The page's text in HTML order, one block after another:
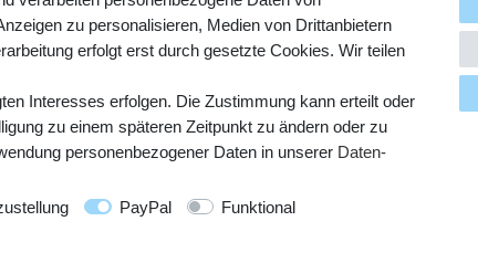
zu personalisieren, Medien von Drittanbietern
erfolgt erst durch gesetzte Cookies. Wir teilen
Interesses erfolgen. Die Zustimmung kann erteilt oder
zu einem späteren Zeitpunkt zu ändern oder zu
personenbezogener Daten in unserer Daten­
PayPal
Funktional